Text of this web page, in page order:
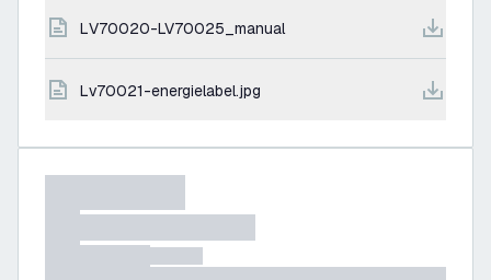
LV70020-LV70025_manual
lv70021-energielabel.jpg